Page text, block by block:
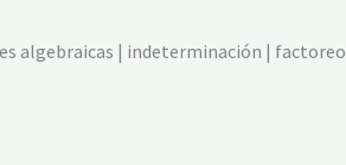
algebraicas | indeterminación | factoreo